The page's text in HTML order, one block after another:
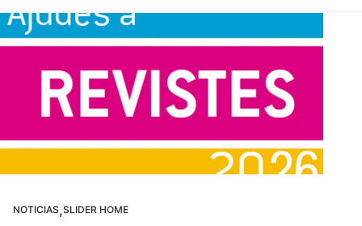
NOTICIAS,SLIDER HOME